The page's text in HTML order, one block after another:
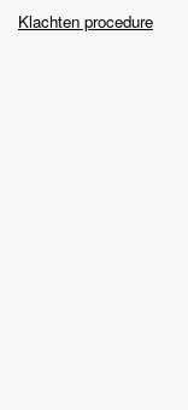
Klachten procedure